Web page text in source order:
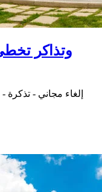
- إلغاء مجاني - تذكرة